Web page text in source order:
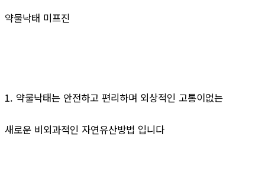
약물낙태 미프진
1. 약물낙태는 안전하고 편리하며 외상적인 고통이없는
새로운 비외과적인 자연유산방법 입니다